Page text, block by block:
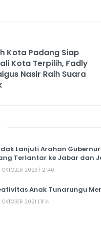
Kota Padang Siap
Kota Terpilih, Fadly
Nasir Raih Suara
Lanjuti Arahan
Terlantar ke Jabar dan
OKTOBER 2023 | 21:40
Anak Tunarungu
OKTOBER 2021 | 11:14